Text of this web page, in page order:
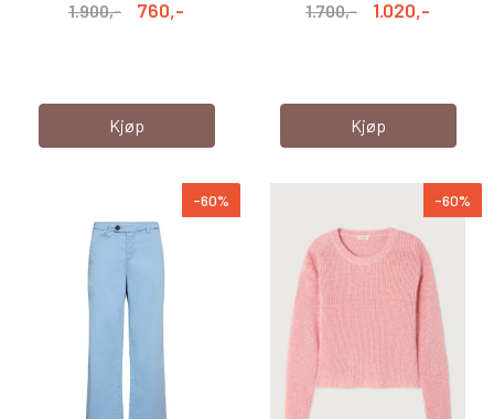
1.900,- 760,-
Kjøp
1.700,- 1.020,-
Kjøp
-60% -60%